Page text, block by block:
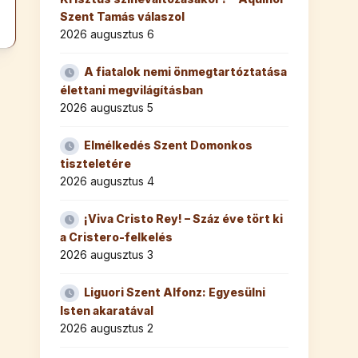
Szent Tamás válaszol
2026 augusztus 6
A fiatalok nemi önmegtartóztatása
élettani megvilágításban
2026 augusztus 5
Elmélkedés Szent Domonkos
tiszteletére
2026 augusztus 4
¡Viva Cristo Rey! – Száz éve tört ki
a Cristero-felkelés
2026 augusztus 3
Liguori Szent Alfonz: Egyesülni
Isten akaratával
2026 augusztus 2